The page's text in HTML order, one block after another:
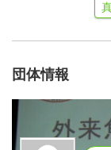
協力：滋賀県漁
★魚の解剖に挑
受付は１３：３
外来魚解剖教室
て、外来魚が何
団体情報